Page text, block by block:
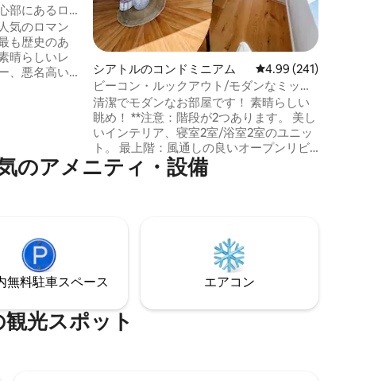
部にあるロ
タイルのロ
気のロマン
も歴史のあ
晴らしいレ
、悪名高い
10フィート
ており、人
ントは禁止
シアトルのコンドミニアム レビュー241件、5つ
4.99 (241)
ビーコン・ルックアウト/モダンなミッド
センチュリー・タウンハウス
清潔でモダンなお部屋です！ 素晴らしい
眺め！ **注意：階段が2つあります。 美し
いインテリア、寝室2室/浴室2室のユニッ
ト。 最上階：風通しの良いオープンリビ
ングルーム/キッチン/ダイニングルーム、
木の天蓋の景色とプライバシーを提供し
かなノースビーコンヒル地区。 - すべての
観光地・文化施設、スポーツ・音楽会場
へのアクセスが簡単です。 - BHライトレ
ール駅からダウンタウン、空港、ジェフ
ァーソンPkまで徒歩12分以内です。
のア⁠メ⁠ニ⁠テ⁠ィ⁠・⁠設⁠備
無料駐⁠車ス⁠ペ⁠ー⁠ス エアコン
光⁠ス⁠ポ⁠ッ⁠ト